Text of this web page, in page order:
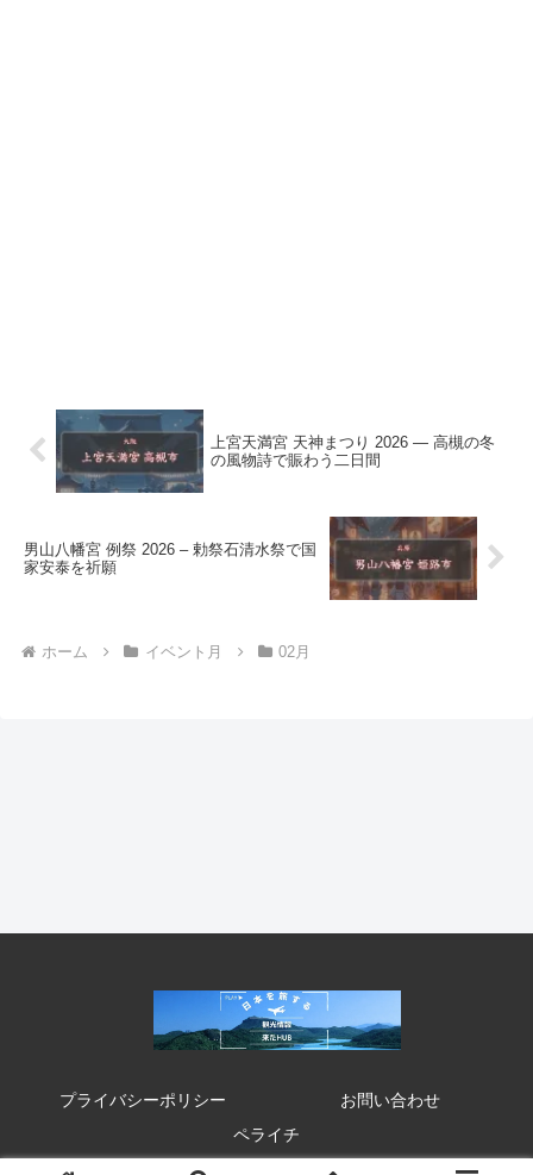
上宮天満宮 天神まつり 2026 ― 高槻の冬
の風物詩で賑わう二日間
男山八幡宮 例祭 2026 – 勅祭石清水祭で国
家安泰を祈願
ホーム イベント月 02月
プライバシーポリシー
お問い合わせ
ペライチ